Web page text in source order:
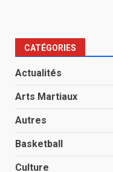
CATÉGORIES
Actualités
Arts Martiaux
Autres
Basketball
Culture